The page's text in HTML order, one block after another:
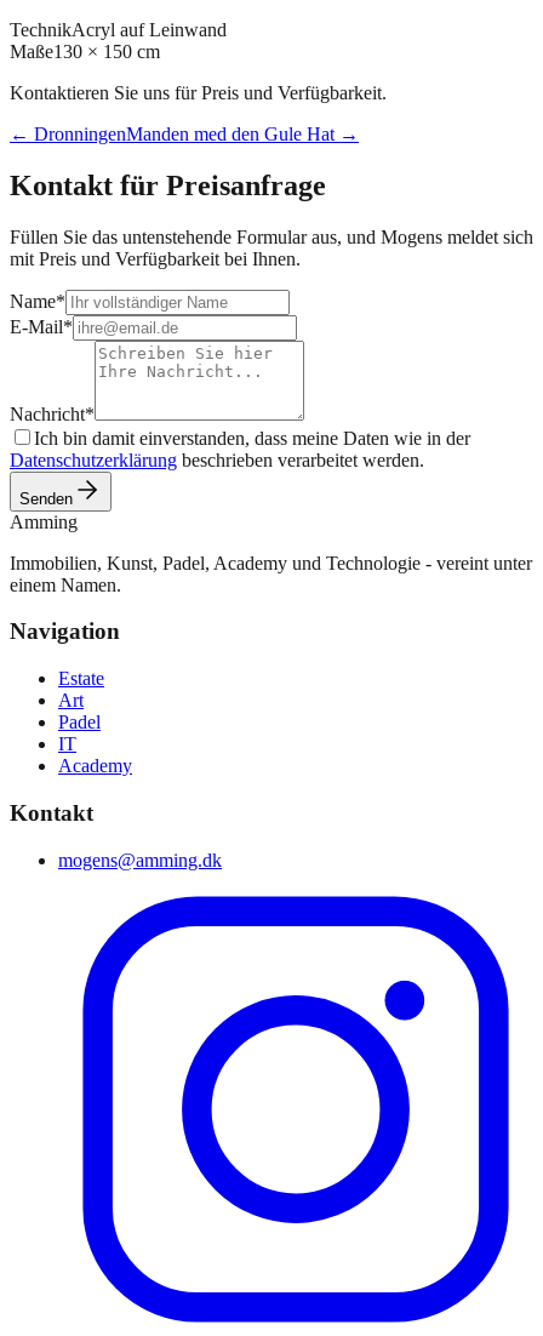
TechnikAcryl auf Leinwand
Maße130 × 150 cm
Kontaktieren Sie uns für Preis und Verfügbarkeit.
← DronningenManden med den Gule Hat →
Kontakt für Preisanfrage
Füllen Sie das untenstehende Formular aus, und Mogens meldet sich
mit Preis und Verfügbarkeit bei Ihnen.
Name*
E-Mail*
Nachricht*
Ich bin damit einverstanden, dass meine Daten wie in der
Datenschutzerklärung beschrieben verarbeitet werden.
Senden
Amming
Immobilien, Kunst, Padel, Academy und Technologie - vereint unter
einem Namen.
Navigation
Estate
Art
Padel
IT
Academy
Kontakt
mogens@amming.dk